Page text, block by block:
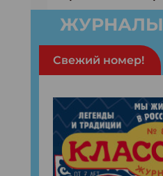
ЖУРНАЛЫ
Свежий номер!